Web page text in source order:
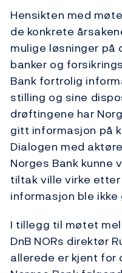
Hensikten med
de konkrete
mulige løsninger på
banker og
Bank fortrolig
stilling og sine
drøftingene har
gitt informasjon på
Dialogen med
Norges Bank kunne
tiltak ville virke
informasjon ble
I tillegg til møtet
DnB NORs direktør
allerede er kjent